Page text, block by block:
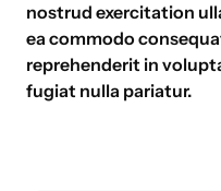
nostrud exercitation
ea commodo
reprehenderit in
fugiat nulla pariatur.